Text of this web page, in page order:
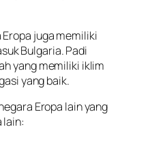
juga memiliki
Bulgaria. Padi
yang memiliki iklim
yang baik.
Eropa lain yang
lain: